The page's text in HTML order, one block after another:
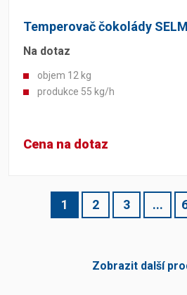
Temperovač čokolády
Na dotaz
objem 12 kg
produkce 55 kg/h
Cena na dotaz
1 2 3 ...
Zobrazit další